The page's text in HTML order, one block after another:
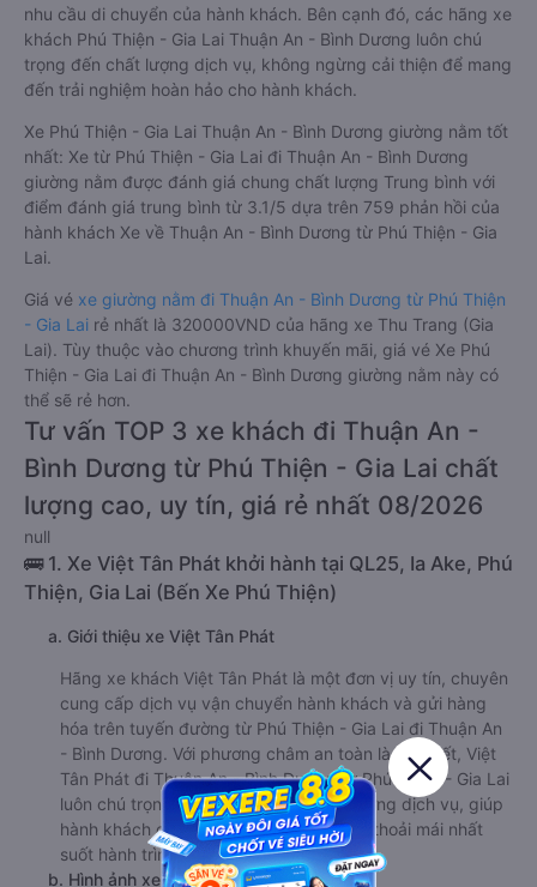
nhu cầu di chuyển của hành khách. Bên cạnh đó, các hãng xe
khách Phú Thiện - Gia Lai Thuận An - Bình Dương luôn chú
trọng đến chất lượng dịch vụ, không ngừng cải thiện để mang
đến trải nghiệm hoàn hảo cho hành khách.
Xe Phú Thiện - Gia Lai Thuận An - Bình Dương giường nằm tốt
nhất: Xe từ Phú Thiện - Gia Lai đi Thuận An - Bình Dương
giường nằm được đánh giá chung chất lượng Trung bình với
điểm đánh giá trung bình từ 3.1/5 dựa trên 759 phản hồi của
hành khách Xe về Thuận An - Bình Dương từ Phú Thiện - Gia
Lai.
Giá vé xe giường nằm đi Thuận An - Bình Dương từ Phú Thiện
- Gia Lai rẻ nhất là 320000VND của hãng xe Thu Trang (Gia
Lai). Tùy thuộc vào chương trình khuyến mãi, giá vé Xe Phú
Thiện - Gia Lai đi Thuận An - Bình Dương giường nằm này có
thể sẽ rẻ hơn.
Tư vấn TOP 3 xe khách đi Thuận An -
Bình Dương từ Phú Thiện - Gia Lai chất
lượng cao, uy tín, giá rẻ nhất 08/2026
null
🚌 1. Xe Việt Tân Phát khởi hành tại QL25, Ia Ake, Phú
Thiện, Gia Lai (Bến Xe Phú Thiện)
a. Giới thiệu xe Việt Tân Phát
Hãng xe khách Việt Tân Phát là một đơn vị uy tín, chuyên
cung cấp dịch vụ vận chuyển hành khách và gửi hàng
hóa trên tuyến đường từ Phú Thiện - Gia Lai đi Thuận An
- Bình Dương. Với phương châm an toàn là trên hết, Việt
Tân Phát đi Thuận An - Bình Dương từ Phú Thiện - Gia Lai
luôn chú trọng đầu tư nâng cấp chất lượng dịch vụ, giúp
hành khách có được những trải nghiệm thoải mái nhất
suốt hành trình di chuyển.
b. Hình ảnh xe Việt Tân Phát